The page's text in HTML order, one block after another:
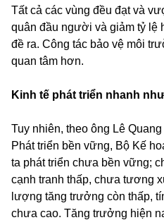
Tất cả các vùng đều đạt và
quân đầu người và giảm tỷ lệ
đề ra. Công tác bảo vệ môi
quan tâm hơn.
Kinh tế phát triển nhanh
Tuy nhiên, theo ông Lê
Phát triển bền vững, Bộ Kế
ta phát triển chưa bền vững;
cạnh tranh thấp, chưa tương
lượng tăng trưởng còn thấp,
chưa cao. Tăng trưởng hiện